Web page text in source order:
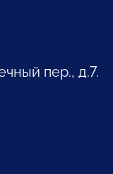
пер., д.7.